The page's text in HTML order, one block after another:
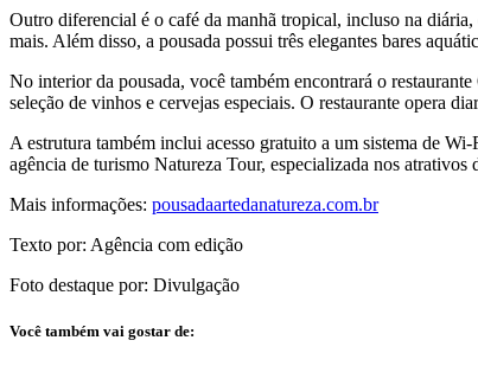
Outro diferencial é o café da manhã tropical, incluso na
mais. Além disso, a pousada possui três elegantes bares
No interior da pousada, você também encontrará o
seleção de vinhos e cervejas especiais. O restaurante opera
A estrutura também inclui acesso gratuito a um sistema de
agência de turismo Natureza Tour, especializada nos atrativos
Mais informações: pousadaartedanatureza.com.br
Texto por: Agência com edição
Foto destaque por: Divulgação
Você também vai gostar de: